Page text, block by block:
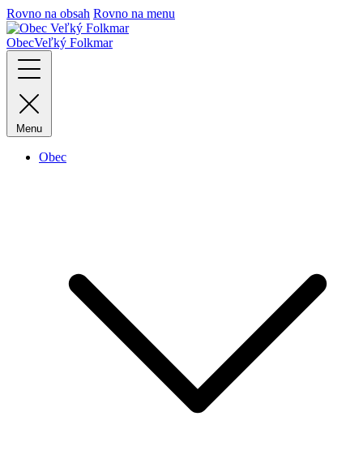
Rovno na obsah Rovno na menu
ObecVeľký Folkmar
Menu
Obec